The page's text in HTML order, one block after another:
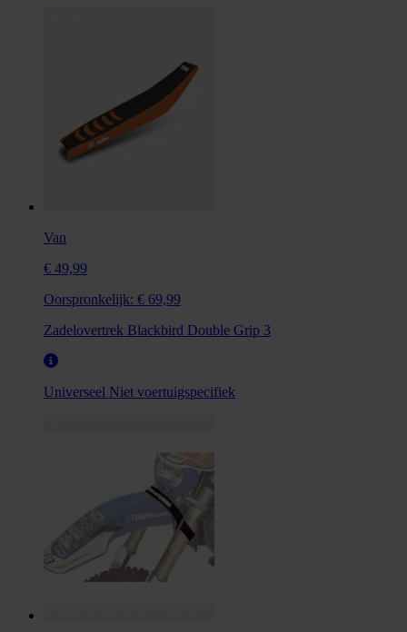
Van
€ 49,99
Oorspronkelijk: € 69,99
Zadelovertrek Blackbird Double Grip 3
Universeel Niet voertuigspecifiek